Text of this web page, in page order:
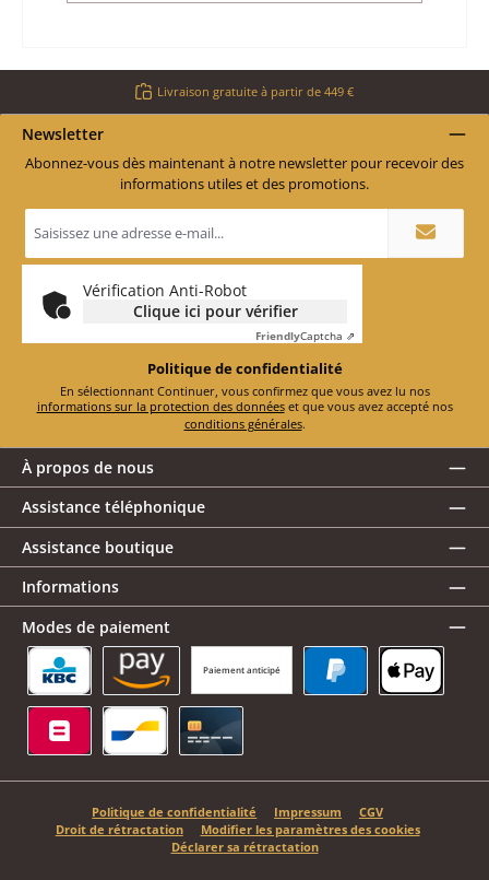
Livraison gratuite à partir de 449 €
Newsletter
Abonnez-vous dès maintenant à notre newsletter pour recevoir des
informations utiles et des promotions.
Adresse
e-
*
Vérification Anti-Robot
Clique ici pour vérifier
FriendlyCaptcha ⇗
Politique de confidentialité
En sélectionnant Continuer, vous confirmez que vous avez lu nos
informations sur la protection des données
et que vous avez accepté nos
conditions générales.
À propos de nous
Assistance téléphonique
Assistance boutique
Informations
Modes de paiement
Paiement anticipé
KBC/CBC Payment Button
Amazon Pay
Politique de confidentialité Impressum
CGV
Droit de rétractation
Modifier les paramètres des cookies
Déclarer sa rétractation